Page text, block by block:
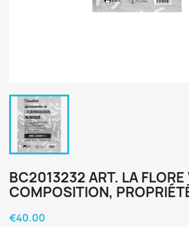
BC2013232 ART. LA FLORE
COMPOSITION,
€40.00